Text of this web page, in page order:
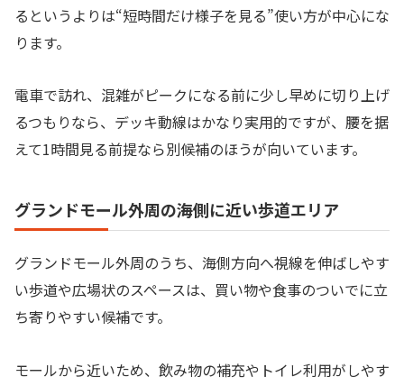
るというよりは“短時間だけ様子を見る”使い方が中心にな
ります。
電車で訪れ、混雑がピークになる前に少し早めに切り上げ
るつもりなら、デッキ動線はかなり実用的ですが、腰を据
えて1時間見る前提なら別候補のほうが向いています。
グランドモール外周の海側に近い歩道エリア
グランドモール外周のうち、海側方向へ視線を伸ばしやす
い歩道や広場状のスペースは、買い物や食事のついでに立
ち寄りやすい候補です。
モールから近いため、飲み物の補充やトイレ利用がしやす